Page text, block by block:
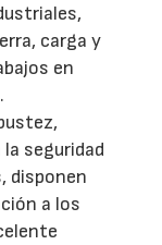
carga y
en
seguridad
disponen
a los